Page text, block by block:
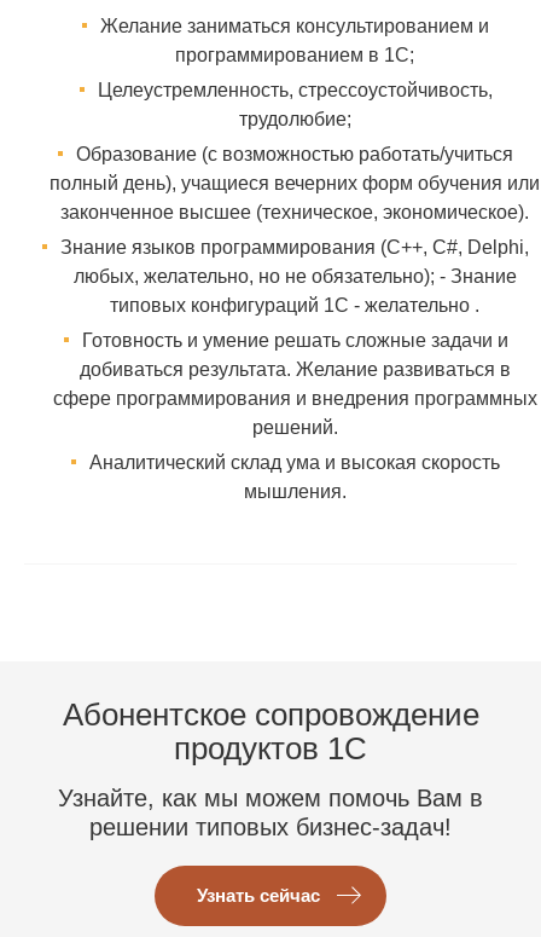
Желание заниматься консультированием и
программированием в 1С;
Целеустремленность, стрессоустойчивость,
трудолюбие;
Образование (с возможностью работать/учиться
полный день), учащиеся вечерних форм обучения или
законченное высшее (техническое, экономическое).
Знание языков программирования (C++, C#, Delphi,
любых, желательно, но не обязательно); - Знание
типовых конфигураций 1С - желательно .
Готовность и умение решать сложные задачи и
добиваться результата. Желание развиваться в
сфере программирования и внедрения программных
решений.
Аналитический склад ума и высокая скорость
мышления.
Абонентское сопровождение
продуктов 1C
Узнайте, как мы можем помочь Вам в
решении типовых бизнес-задач!
Узнать сейчас